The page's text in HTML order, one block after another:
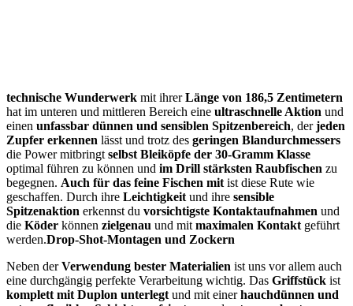
technische Wunderwerk mit ihrerLänge von 186,5 Zentimetern
hat im unteren und mittleren Bereich eine ultraschnelle Aktion und
einen unfassbar dünnen und sensiblen Spitzenbereich, derjeden
Zupfer erkennen lässt und trotz des geringen Blandurchmessers
die Power mitbringt selbst Bleiköpfe der 30-Gramm Klasse
optimal führen zu können und im Drill stärksten Raubfischen zu
begegnen. Auch für das feine Fischen mit ist diese Rute wie
geschaffen. Durch ihre Leichtigkeit und ihre sensible
Spitzenaktion erkennst du vorsichtigste Kontaktaufnahmen und
die Köder können zielgenau und mit maximalen Kontakt geführt
werden.Drop-Shot-Montagen und Zockern
Neben derVerwendung bester Materialien ist uns vor allem auch
eine durchgängig perfekte Verarbeitung wichtig. Das Griffstück ist
komplett mit Duplon unterlegt und mit einerhauchdünnen und